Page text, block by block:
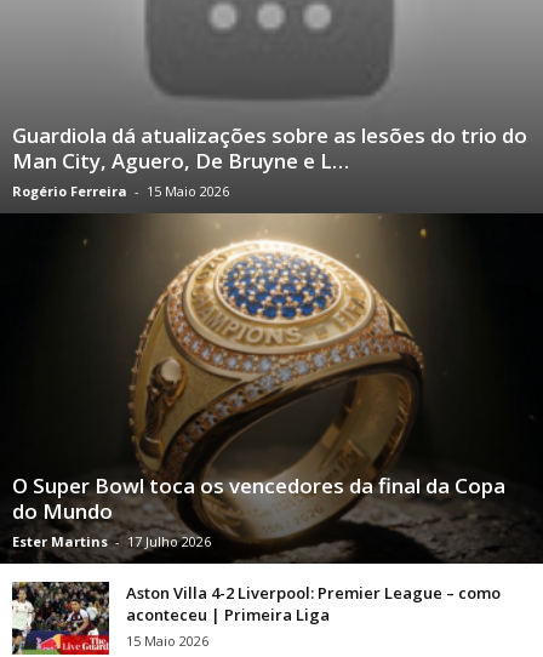
Guardiola dá atualizações sobre as lesões do trio do
Man City, Aguero, De Bruyne e L…
Rogério Ferreira - 15 Maio 2026
O Super Bowl toca os vencedores da final da Copa
do Mundo
Ester Martins - 17 Julho 2026
Aston Villa 4-2 Liverpool: Premier League – como
aconteceu | Primeira Liga
15 Maio 2026